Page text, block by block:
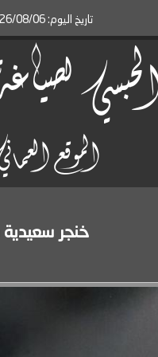
تاريخ اليوم: 2026/08/06 03:02
الموقع
خنجر